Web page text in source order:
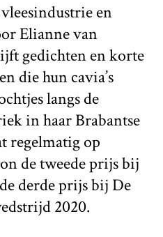
en
Elianne van
gedichten en korte
die hun cavia’s
langs de
in haar Brabantse
regelmatig op
de tweede prijs bij
derde prijs bij De
2020.